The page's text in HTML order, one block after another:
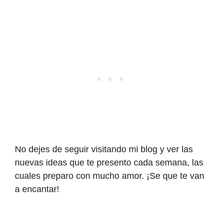
No dejes de seguir visitando mi blog y ver las
nuevas ideas que te presento cada semana, las
cuales preparo con mucho amor. ¡Se que te van
a encantar!